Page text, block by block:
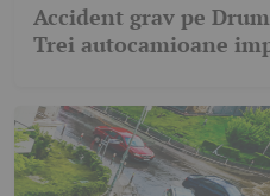
Accident grav pe
Trei autocamioane